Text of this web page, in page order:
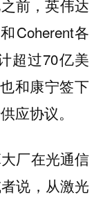
前，英伟达
Coherent各
超过70亿美
和康宁签下
应协议。
厂在光通信
说，从激光